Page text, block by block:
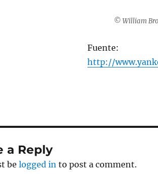
© William
Fuente:
http://
a Reply
belogged in to post a comment.